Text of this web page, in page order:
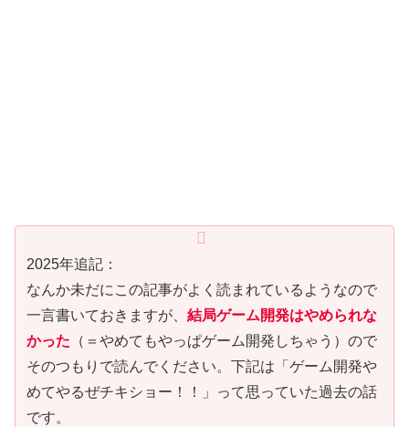
2025年追記：
なんか未だにこの記事がよく読まれているようなので
一言書いておきますが、 結局ゲーム開発はやめられな
かった （＝やめてもやっぱゲーム開発しちゃう）ので
そのつもりで読んでください。下記は「ゲーム開発や
めてやるぜチキショー！！」って思っていた過去の話
です。